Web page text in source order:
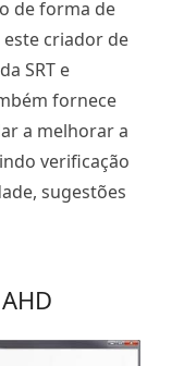
de forma de
este criador de
SRT e
fornece
a melhorar a
verificação
sugestões